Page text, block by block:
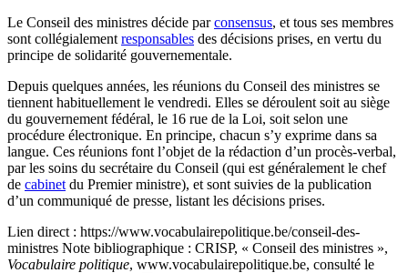
Le Conseil des ministres décide parconsensus, et tous ses membres
sont collégialement responsables des décisions prises, en vertu du
principe de solidarité gouvernementale.
Depuis quelques années, les réunions du Conseil des ministres se
tiennent habituellement le vendredi. Elles se déroulent soit au siège
du gouvernement fédéral, le 16 rue de la Loi, soit selon une
procédure électronique. En principe, chacun s’y exprime dans sa
langue. Ces réunions font l’objet de la rédaction d’un procès-verbal,
par les soins du secrétaire du Conseil (qui est généralement le chef
de cabinet du Premier ministre), et sont suivies de la publication
d’un communiqué de presse, listant les décisions prises.
Lien direct : https://www.vocabulairepolitique.be/conseil-des-
ministres Note bibliographique : CRISP, « Conseil des ministres »,
Vocabulaire politique, www.vocabulairepolitique.be, consulté le